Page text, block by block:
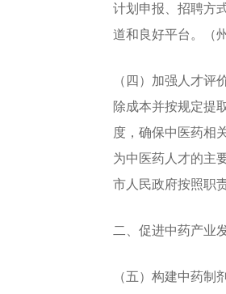
计划申报、招聘方
道和良好平台。（
（四）加强人才
除成本并按规定提
度，确保中医药相
为中医药人才的主
市人民政府按照职
二、促进中药产业
（五）构建中药